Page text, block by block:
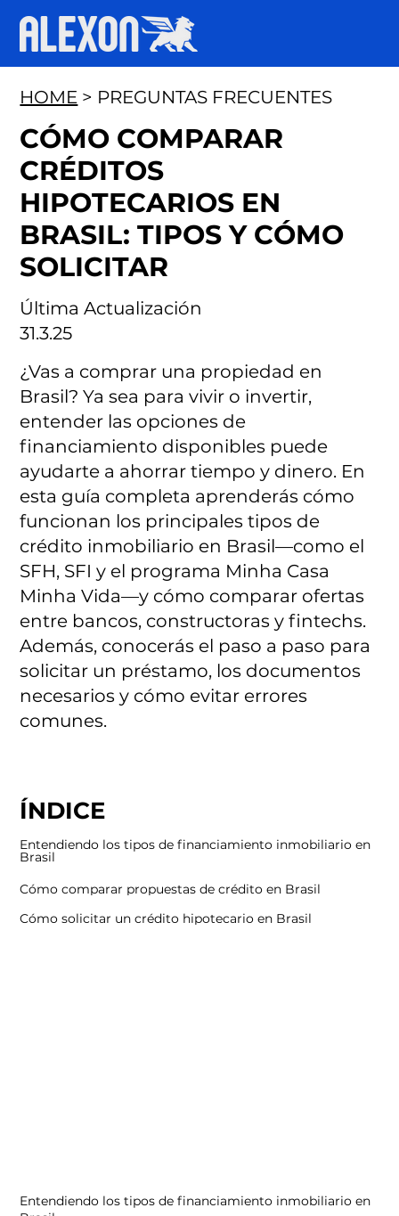
Entendiendo los tipos de financiamiento inmobiliario en
ÍNDICE
Entendiendo los tipos de financiamiento inmobiliario en
Brasil
Cómo comparar propuestas de crédito en Brasil
Cómo solicitar un crédito hipotecario en Brasil
Última Actualización
31.3.25
HOME > PREGUNTAS FRECUENTES
CÓMO COMPARAR
CRÉDITOS
HIPOTECARIOS EN
BRASIL: TIPOS Y CÓMO
SOLICITAR
¿Vas a comprar una propiedad en
Brasil? Ya sea para vivir o invertir,
entender las opciones de
financiamiento disponibles puede
ayudarte a ahorrar tiempo y dinero. En
esta guía completa aprenderás cómo
funcionan los principales tipos de
crédito inmobiliario en Brasil—como el
SFH, SFI y el programa Minha Casa
Minha Vida—y cómo comparar ofertas
entre bancos, constructoras y fintechs.
Además, conocerás el paso a paso para
solicitar un préstamo, los documentos
necesarios y cómo evitar errores
comunes.